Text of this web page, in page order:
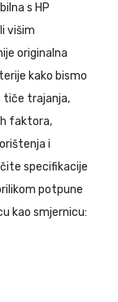
s HP
višim
originalna
kako bismo
tiče trajanja,
faktora,
i
specifikacije
potpune
kao smjernicu: